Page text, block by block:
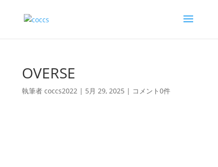
OVERSE
執筆者 coccs2022| 5月 29, 2025 | コメント0件